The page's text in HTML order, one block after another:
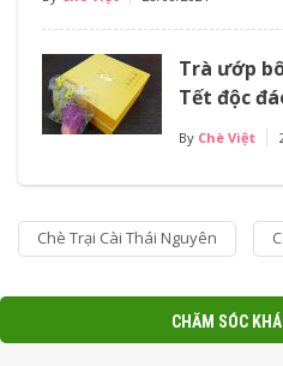
Trà ướp
Tết độc
By Chè Việt
Chè Trại Cài Thái Nguyên
CHĂM SÓC